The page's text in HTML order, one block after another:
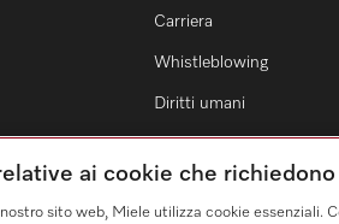
Carriera
Whistleblowing
Diritti umani
ai cookie che
sito web, Miele utilizza cookie essenziali.